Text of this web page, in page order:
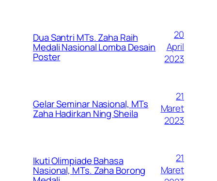
Dua Santri MTs. Zaha Raih
Medali Nasional Lomba Desain
Poster
20
April
2023
Gelar Seminar Nasional, MTs
Zaha Hadirkan Ning Sheila
21
Maret
2023
Ikuti Olimpiade Bahasa
Nasional, MTs. Zaha Borong
21
Maret